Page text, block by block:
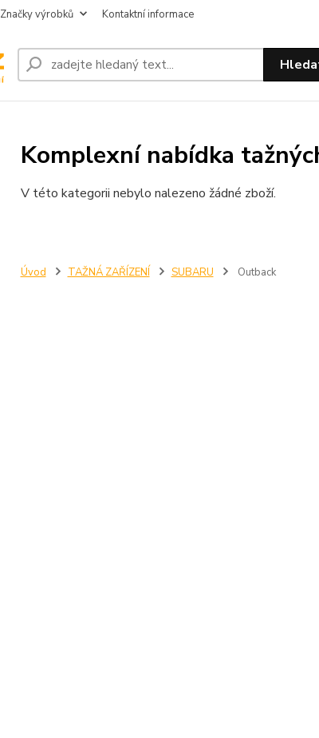
Značky výrobků Kontaktní informace
Úvod TAŽNÁ ZAŘÍZENÍ SUBARU Outback
Komplexní nabídka
V této kategorii nebylo nalezeno žádné zboží.